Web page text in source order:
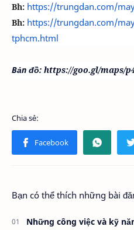
Bh: https://trungdan.com/
Bh: https://trungdan.com/
tphcm.html
Bản đồ: https://goo.gl/maps/
Bạn có thể thích những bài
Những công việc và kỹ